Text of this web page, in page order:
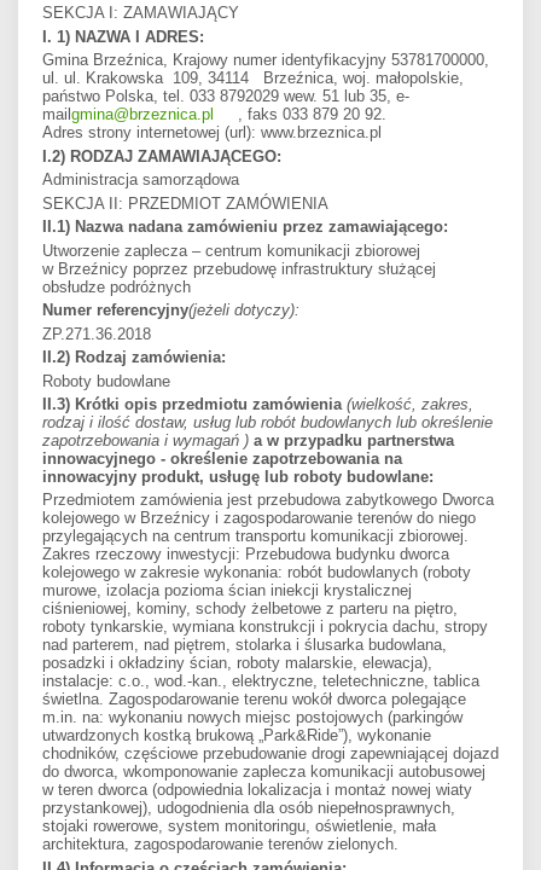
SEKCJA I: ZAMAWIAJĄCY
I. 1) NAZWA I ADRES:
Gmina Brzeźnica, Krajowy numer identyfikacyjny 53781700000,
ul. ul. Krakowska 109, 34114 Brzeźnica, woj. małopolskie,
państwo Polska, tel. 033 8792029 wew. 51 lub 35, e-
mail gmina@brzeznica.pl
, faks 033 879 20 92.
Adres strony internetowej (url): www.brzeznica.pl
I.2) RODZAJ ZAMAWIAJĄCEGO:
Administracja samorządowa
SEKCJA II: PRZEDMIOT ZAMÓWIENIA
II.1) Nazwa nadana zamówieniu przez zamawiającego:
Utworzenie zaplecza – centrum komunikacji zbiorowej
w Brzeźnicy poprzez przebudowę infrastruktury służącej
obsłudze podróżnych
Numer referencyjny(jeżeli dotyczy):
ZP.271.36.2018
II.2) Rodzaj zamówienia:
Roboty budowlane
II.3) Krótki opis przedmiotu zamówienia (wielkość, zakres,
rodzaj i ilość dostaw, usług lub robót budowlanych lub określenie
zapotrzebowania i wymagań ) a w przypadku partnerstwa
innowacyjnego - określenie zapotrzebowania na
innowacyjny produkt, usługę lub roboty budowlane:
Przedmiotem zamówienia jest przebudowa zabytkowego Dworca
kolejowego w Brzeźnicy i zagospodarowanie terenów do niego
przylegających na centrum transportu komunikacji zbiorowej.
Zakres rzeczowy inwestycji: Przebudowa budynku dworca
kolejowego w zakresie wykonania: robót budowlanych (roboty
murowe, izolacja pozioma ścian iniekcji krystalicznej
ciśnieniowej, kominy, schody żelbetowe z parteru na piętro,
roboty tynkarskie, wymiana konstrukcji i pokrycia dachu, stropy
nad parterem, nad piętrem, stolarka i ślusarka budowlana,
posadzki i okładziny ścian, roboty malarskie, elewacja),
instalacje: c.o., wod.-kan., elektryczne, teletechniczne, tablica
świetlna. Zagospodarowanie terenu wokół dworca polegające
m.in. na: wykonaniu nowych miejsc postojowych (parkingów
utwardzonych kostką brukową „Park&Ride”), wykonanie
chodników, częściowe przebudowanie drogi zapewniającej dojazd
do dworca, wkomponowanie zaplecza komunikacji autobusowej
w teren dworca (odpowiednia lokalizacja i montaż nowej wiaty
przystankowej), udogodnienia dla osób niepełnosprawnych,
stojaki rowerowe, system monitoringu, oświetlenie, mała
architektura, zagospodarowanie terenów zielonych.